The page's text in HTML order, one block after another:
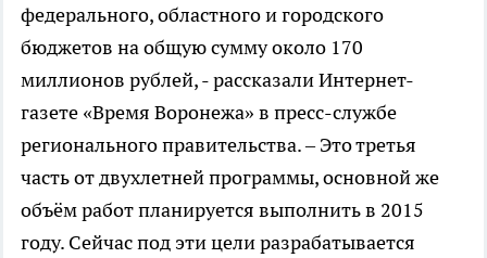
федерального, областного и городского
бюджетов на общую сумму около 170
миллионов рублей, - рассказали Интернет-
газете «Время Воронежа» в пресс-службе
регионального правительства. – Это третья
часть от двухлетней программы, основной же
объём работ планируется выполнить в 2015
году. Сейчас под эти цели разрабатывается